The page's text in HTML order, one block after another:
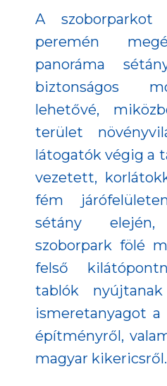
A szoborparkot
peremén
panoráma
biztonságos
lehetővé,
terület
látogatók végig a
vezetett,
fém
sétány
szoborpark fölé
felső
tablók
ismeretanyagot a
építményről,
magyar kikericsről.